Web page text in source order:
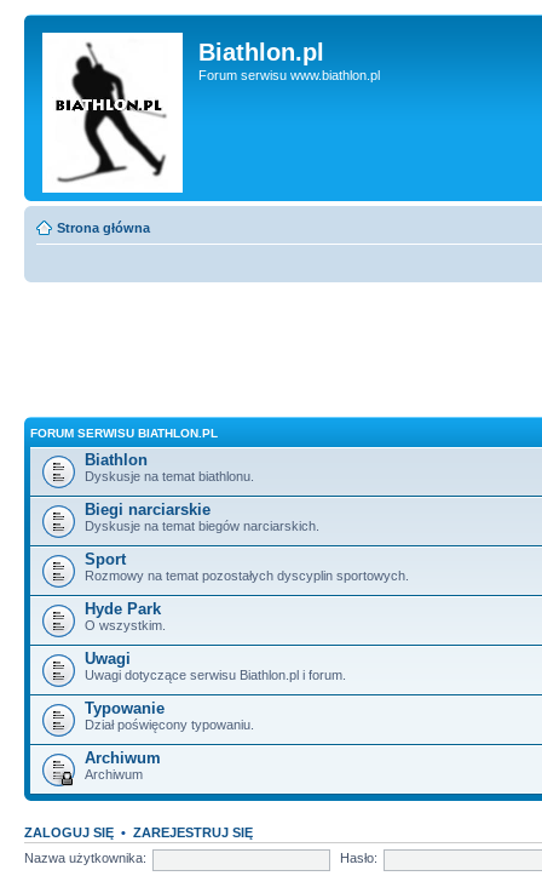
Biathlon.pl
Forum serwisu www.biathlon.pl
Strona główna
FORUM SERWISU BIATHLON.PL
Biathlon
Dyskusje na temat biathlonu.
Biegi narciarskie
Dyskusje na temat biegów narciarskich.
Sport
Rozmowy na temat pozostałych dyscyplin sportowych.
Hyde Park
O wszystkim.
Uwagi
Uwagi dotyczące serwisu Biathlon.pl i forum.
Typowanie
Dział poświęcony typowaniu.
Archiwum
Archiwum
ZALOGUJ SIĘ • ZAREJESTRUJ SIĘ
Nazwa użytkownika:
Hasło: